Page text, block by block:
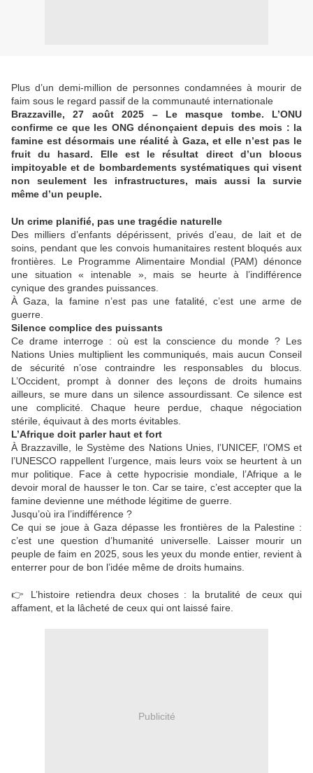
Plus d’un demi-million de personnes condamnées à mourir de
faim sous le regard passif de la communauté internationale
Brazzaville, 27 août 2025 – Le masque tombe. L’ONU
confirme ce que les ONG dénonçaient depuis des mois : la
famine est désormais une réalité à Gaza, et elle n’est pas le
fruit du hasard. Elle est le résultat direct d’un blocus
impitoyable et de bombardements systématiques qui visent
non seulement les infrastructures, mais aussi la survie
même d’un peuple.
Un crime planifié, pas une tragédie naturelle
Des milliers d’enfants dépérissent, privés d’eau, de lait et de
soins, pendant que les convois humanitaires restent bloqués aux
frontières. Le Programme Alimentaire Mondial (PAM) dénonce
une situation « intenable », mais se heurte à l’indifférence
cynique des grandes puissances.
À Gaza, la famine n’est pas une fatalité, c’est une arme de
guerre.
Silence complice des puissants
Ce drame interroge : où est la conscience du monde ? Les
Nations Unies multiplient les communiqués, mais aucun Conseil
de sécurité n’ose contraindre les responsables du blocus.
L’Occident, prompt à donner des leçons de droits humains
ailleurs, se mure dans un silence assourdissant. Ce silence est
une complicité. Chaque heure perdue, chaque négociation
stérile, équivaut à des morts évitables.
L’Afrique doit parler haut et fort
À Brazzaville, le Système des Nations Unies, l’UNICEF, l’OMS et
l’UNESCO rappellent l’urgence, mais leurs voix se heurtent à un
mur politique. Face à cette hypocrisie mondiale, l’Afrique a le
devoir moral de hausser le ton. Car se taire, c’est accepter que la
famine devienne une méthode légitime de guerre.
Jusqu’où ira l’indifférence ?
Ce qui se joue à Gaza dépasse les frontières de la Palestine :
c’est une question d’humanité universelle. Laisser mourir un
peuple de faim en 2025, sous les yeux du monde entier, revient à
enterrer pour de bon l’idée même de droits humains.
👉 L’histoire retiendra deux choses : la brutalité de ceux qui
affament, et la lâcheté de ceux qui ont laissé faire.
Publicité